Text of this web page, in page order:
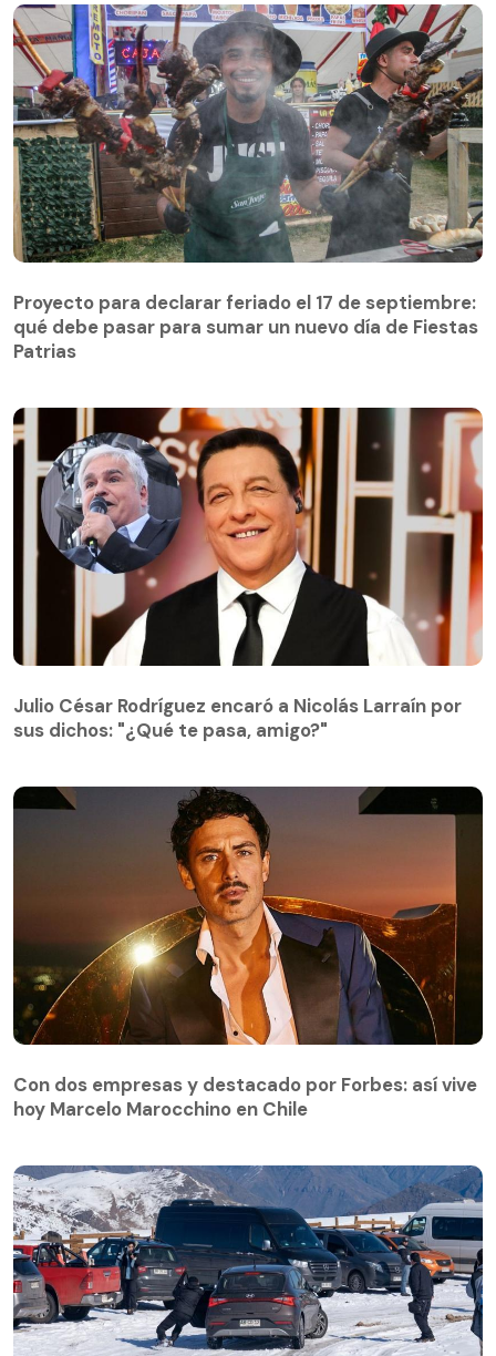
Proyecto para declarar feriado el 17 de septiembre:
qué debe pasar para sumar un nuevo día de Fiestas
Patrias
Julio César Rodríguez encaró a Nicolás Larraín por
sus dichos: "¿Qué te pasa, amigo?"
Con dos empresas y destacado por Forbes: así vive
hoy Marcelo Marocchino en Chile